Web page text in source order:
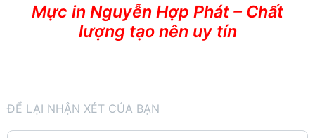
Mực in Nguyễn Hợp Phát – Chất
lượng tạo nên uy tín
ĐỂ LẠI NHẬN XÉT CỦA BẠN